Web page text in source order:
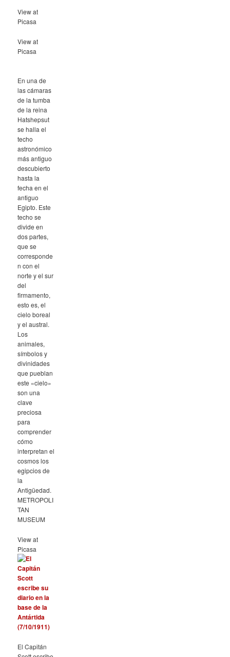
View at
Picasa
View at
Picasa
En una de
las cámaras
de la tumba
de la reina
Hatshepsut
se halla el
techo
astronómico
más antiguo
descubierto
hasta la
fecha en el
antiguo
Egipto. Este
techo se
divide en
dos partes,
que se
corresponde
n con el
norte y el sur
del
firmamento,
esto es, el
cielo boreal
y el austral.
Los
animales,
símbolos y
divinidades
que pueblan
este «cielo»
son una
clave
preciosa
para
comprender
cómo
interpretan el
cosmos los
egipcios de
la
Antigüedad.
METROPOLI
TAN
MUSEUM
View at
Picasa
El Capitán